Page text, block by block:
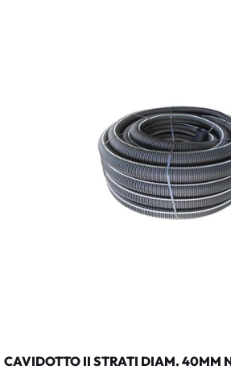
CAVIDOTTO II STRATI DIAM. 40MM